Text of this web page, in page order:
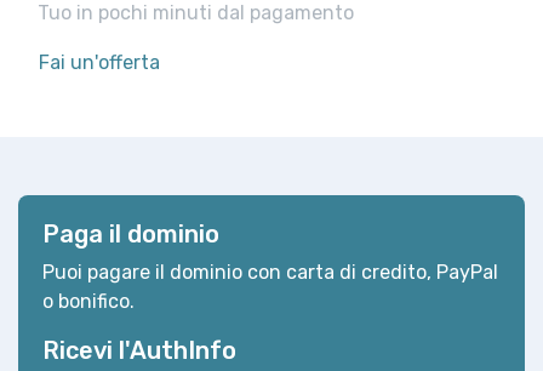
Tuo in pochi minuti dal pagamento
Fai un'offerta
Paga il dominio
Puoi pagare il dominio con carta di credito, PayPal
o bonifico.
Ricevi l'AuthInfo